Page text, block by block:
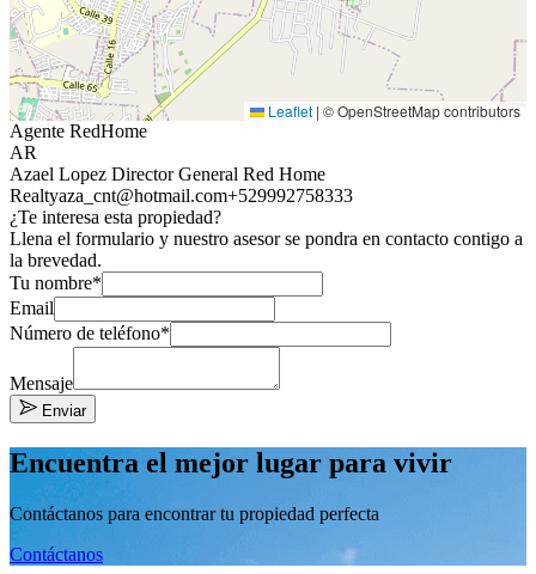
Leaflet | © OpenStreetMap contributors
Agente RedHome
AR
Azael Lopez Director General Red Home
Realtyaza_cnt@hotmail.com+529992758333
¿Te interesa esta propiedad?
Llena el formulario y nuestro asesor se pondra en contacto contigo a
la brevedad.
Tu nombre*
Email
Número de teléfono*
Mensaje
Enviar
Encuentra el mejor lugar para vivir
Contáctanos para encontrar tu propiedad perfecta
Contáctanos